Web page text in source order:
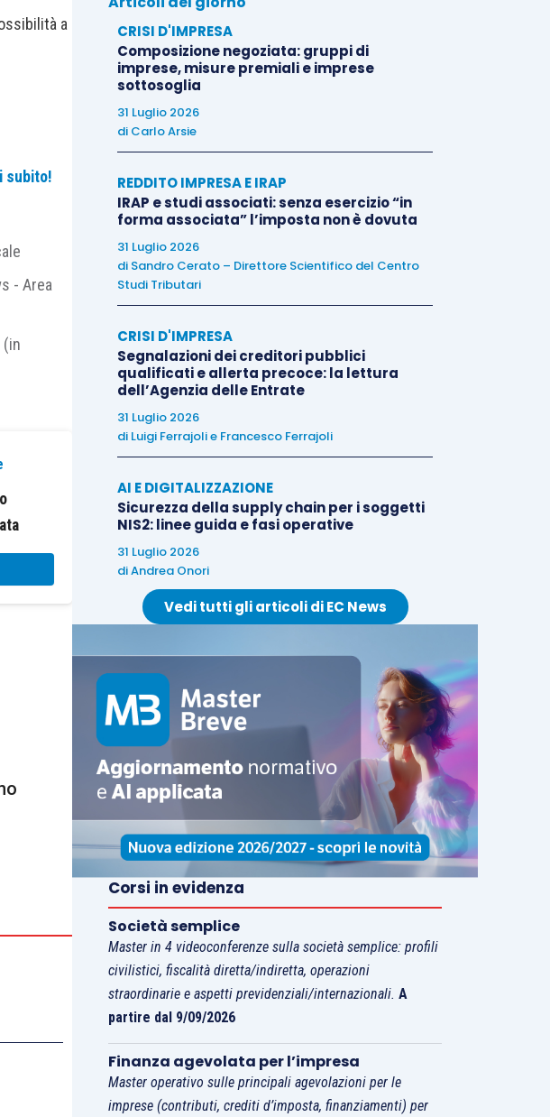
a
una
subito!
- Area
(in
CRISI D'IMPRESA
Composizione negoziata: gruppi di
imprese, misure premiali e imprese
sottosoglia
31 Luglio 2026
di Carlo Arsie
REDDITO IMPRESA E IRAP
IRAP e studi associati: senza esercizio “in
forma associata” l’imposta non è dovuta
31 Luglio 2026
di Sandro Cerato – Direttore Scientifico del Centro
Studi Tributari
CRISI D'IMPRESA
Segnalazioni dei creditori pubblici
qualificati e allerta precoce: la lettura
dell’Agenzia delle Entrate
31 Luglio 2026
di Luigi Ferrajolie Francesco Ferrajoli
AI E DIGITALIZZAZIONE
Sicurezza della supply chain per i soggetti
NIS2: linee guida e fasi operative
31 Luglio 2026
diAndrea Onori
Vedi tutti gli articoli di EC News
Corsi in evidenza
Società semplice
Master in 4 videoconferenze sulla società semplice: profili
civilistici, fiscalità diretta/indiretta, operazioni
straordinarie e aspetti previdenziali/internazionali.A
partire dal 9/09/2026
Finanza agevolata per l’impresa
Master operativo sulle principali agevolazioni per le
imprese (contributi, crediti d’imposta, finanziamenti) per